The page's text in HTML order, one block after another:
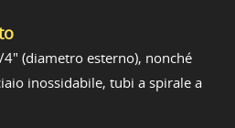
(diametro esterno), nonché
inossidabile, tubi a spirale a